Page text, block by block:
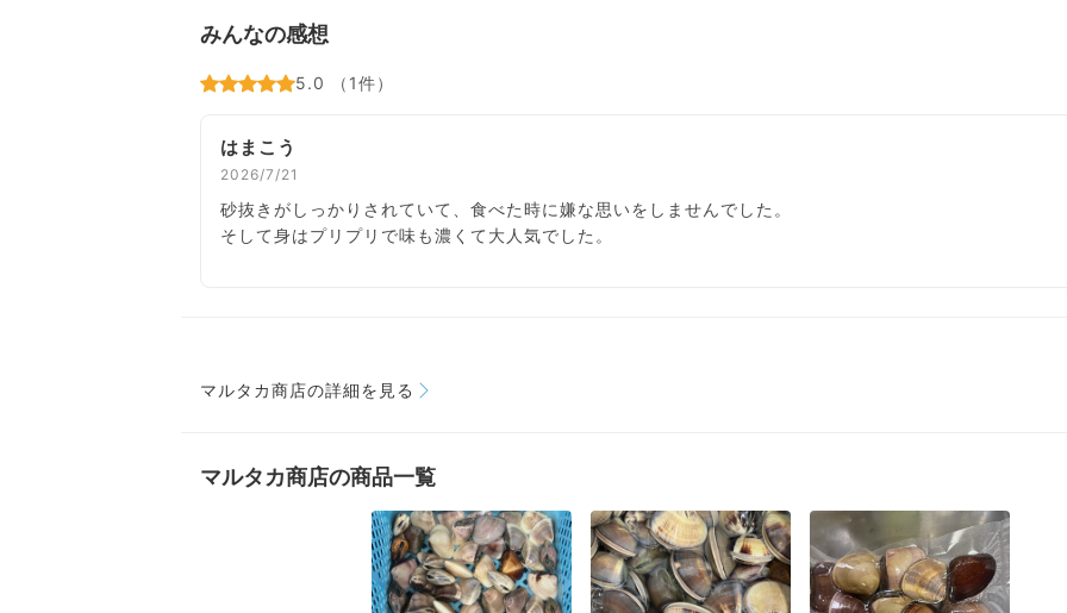
みんなの感想
5.0 （1件）
はまこう
2026/7/21
砂抜きがしっかりされていて、食べた時に嫌な思いをしませんでした。
そして身はプリプリで味も濃くて大人気でした。
マルタカ商店の詳細を見る
マルタカ商店の商品一覧